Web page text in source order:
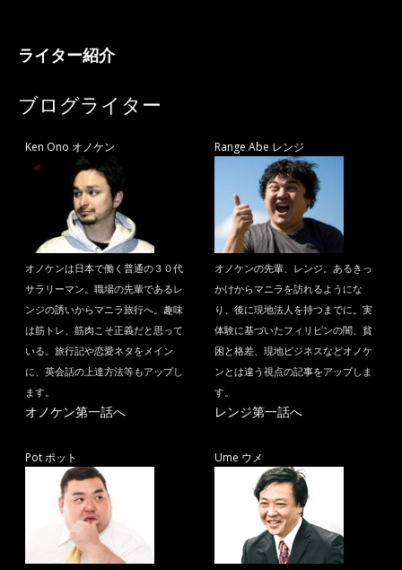
ライター紹介
ブログライター
Ken Ono オノケン
オノケンは日本で働く普通の３０代
サラリーマン。職場の先輩であるレ
ンジの誘いからマニラ旅行へ。趣味
は筋トレ、筋肉こそ正義だと思って
いる。旅行記や恋愛ネタをメイン
に、英会話の上達方法等もアップし
ます。
オノケン第一話へ
Range Abe レンジ
オノケンの先輩、レンジ。あるきっ
かけからマニラを訪れるようにな
り、後に現地法人を持つまでに。実
体験に基づいたフィリピンの闇、貧
困と格差、現地ビジネスなどオノケ
ンとは違う視点の記事をアップしま
す。
レンジ第一話へ
Pot ポット Ume ウメ